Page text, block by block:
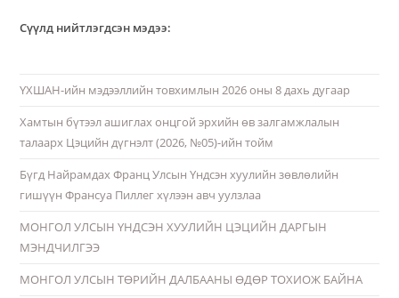
Сүүлд нийтлэгдсэн мэдээ:
ҮХШАН-ийн мэдээллийн товхимлын 2026 оны 8 дахь дугаар
Хамтын бүтээл ашиглах онцгой эрхийн өв залгамжлалын
талаарх Цэцийн дүгнэлт (2026, №05)-ийн тойм
Бүгд Найрамдах Франц Улсын Үндсэн хуулийн зөвлөлийн
гишүүн Франсуа Пиллег хүлээн авч уулзлаа
МОНГОЛ УЛСЫН ҮНДСЭН ХУУЛИЙН ЦЭЦИЙН ДАРГЫН
МЭНДЧИЛГЭЭ
МОНГОЛ УЛСЫН ТӨРИЙН ДАЛБААНЫ ӨДӨР ТОХИОЖ БАЙНА